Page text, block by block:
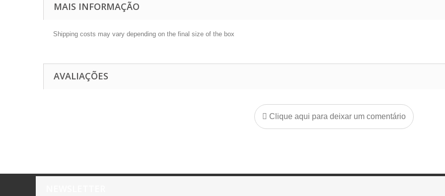
MAIS INFORMAÇÃO
Shipping costs may vary depending on the final size of the box
AVALIAÇÕES
Clique aqui para deixar um comentário